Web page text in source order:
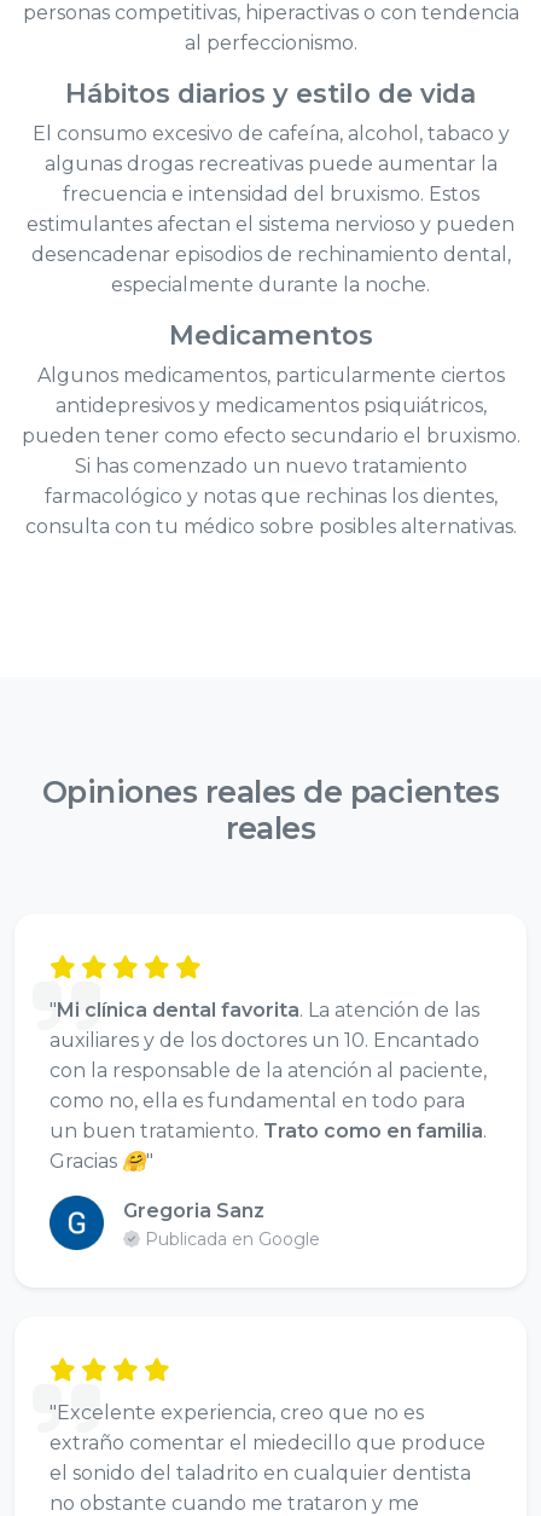
personas competitivas, hiperactivas o con tendencia
al perfeccionismo.
Hábitos diarios y estilo de vida
El consumo excesivo de cafeína, alcohol, tabaco y
algunas drogas recreativas puede aumentar la
frecuencia e intensidad del bruxismo. Estos
estimulantes afectan el sistema nervioso y pueden
desencadenar episodios de rechinamiento dental,
especialmente durante la noche.
Medicamentos
Algunos medicamentos, particularmente ciertos
antidepresivos y medicamentos psiquiátricos,
pueden tener como efecto secundario el bruxismo.
Si has comenzado un nuevo tratamiento
farmacológico y notas que rechinas los dientes,
consulta con tu médico sobre posibles alternativas.
Opiniones reales de pacientes
reales
"Mi clínica dental favorita. La atención de las
auxiliares y de los doctores un 10. Encantado
con la responsable de la atención al paciente,
como no, ella es fundamental en todo para
un buen tratamiento. Trato como en familia.
Gracias 🤗"
Gregoria Sanz
Publicada en Google
"Excelente experiencia, creo que no es
extraño comentar el miedecillo que produce
el sonido del taladrito en cualquier dentista
no obstante cuando me trataron y me